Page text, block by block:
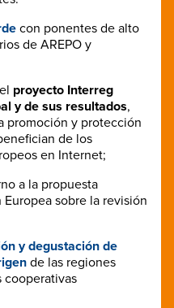
con ponentes de alto
de AREPO y
proyecto Interreg
y de sus resultados,
promoción y protección
de los
en Internet;
a la propuesta
sobre la revisión
y degustación de
de las regiones
cooperativas